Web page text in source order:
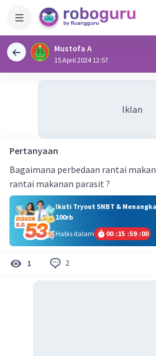
Mustofa A
15 April 2024 12:57
Iklan
Pertanyaan
Bagaimana perbedaan rantai
rantai makanan parasit ?
Ikuti Tryout SNBT &
100rb
Habis dalam
00 :15 :59 :00
1 2